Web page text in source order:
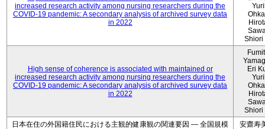
increased research activity among nursing researchers during the
COVID-19 pandemic: A secondary analysis of archived survey data
in 2022
Shiori
High sense of coherence is associated with maintained or
increased research activity among nursing researchers during the
COVID-19 pandemic: A secondary analysis of archived survey data
in 2022
Eri
Shiori
日本在住の外国籍住民における主観的健康観の関連要因 ― 全国規模
安齋寿